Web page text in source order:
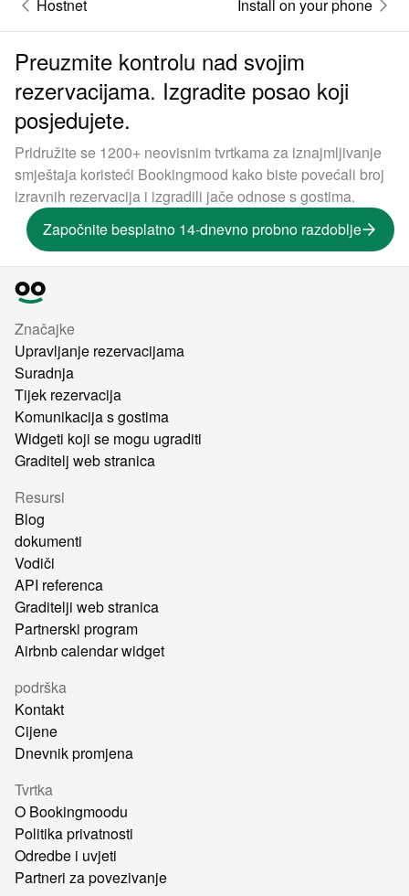
Hostnet Install on your phone
Preuzmite kontrolu nad svojim
rezervacijama. Izgradite posao koji
posjedujete.
Pridružite se 1200+ neovisnim tvrtkama za iznajmljivanje
smještaja koristeći Bookingmood kako biste povećali broj
izravnih rezervacija i izgradili jače odnose s gostima.
Započnite besplatno 14-dnevno probno razdoblje
Značajke
Upravljanje rezervacijama
Suradnja
Tijek rezervacija
Komunikacija s gostima
Widgeti koji se mogu ugraditi
Graditelj web stranica
Resursi
Blog
dokumenti
Vodiči
API referenca
Graditelji web stranica
Partnerski program
Airbnb calendar widget
podrška
Kontakt
Cijene
Dnevnik promjena
Tvrtka
O Bookingmoodu
Politika privatnosti
Odredbe i uvjeti
Partneri za povezivanje